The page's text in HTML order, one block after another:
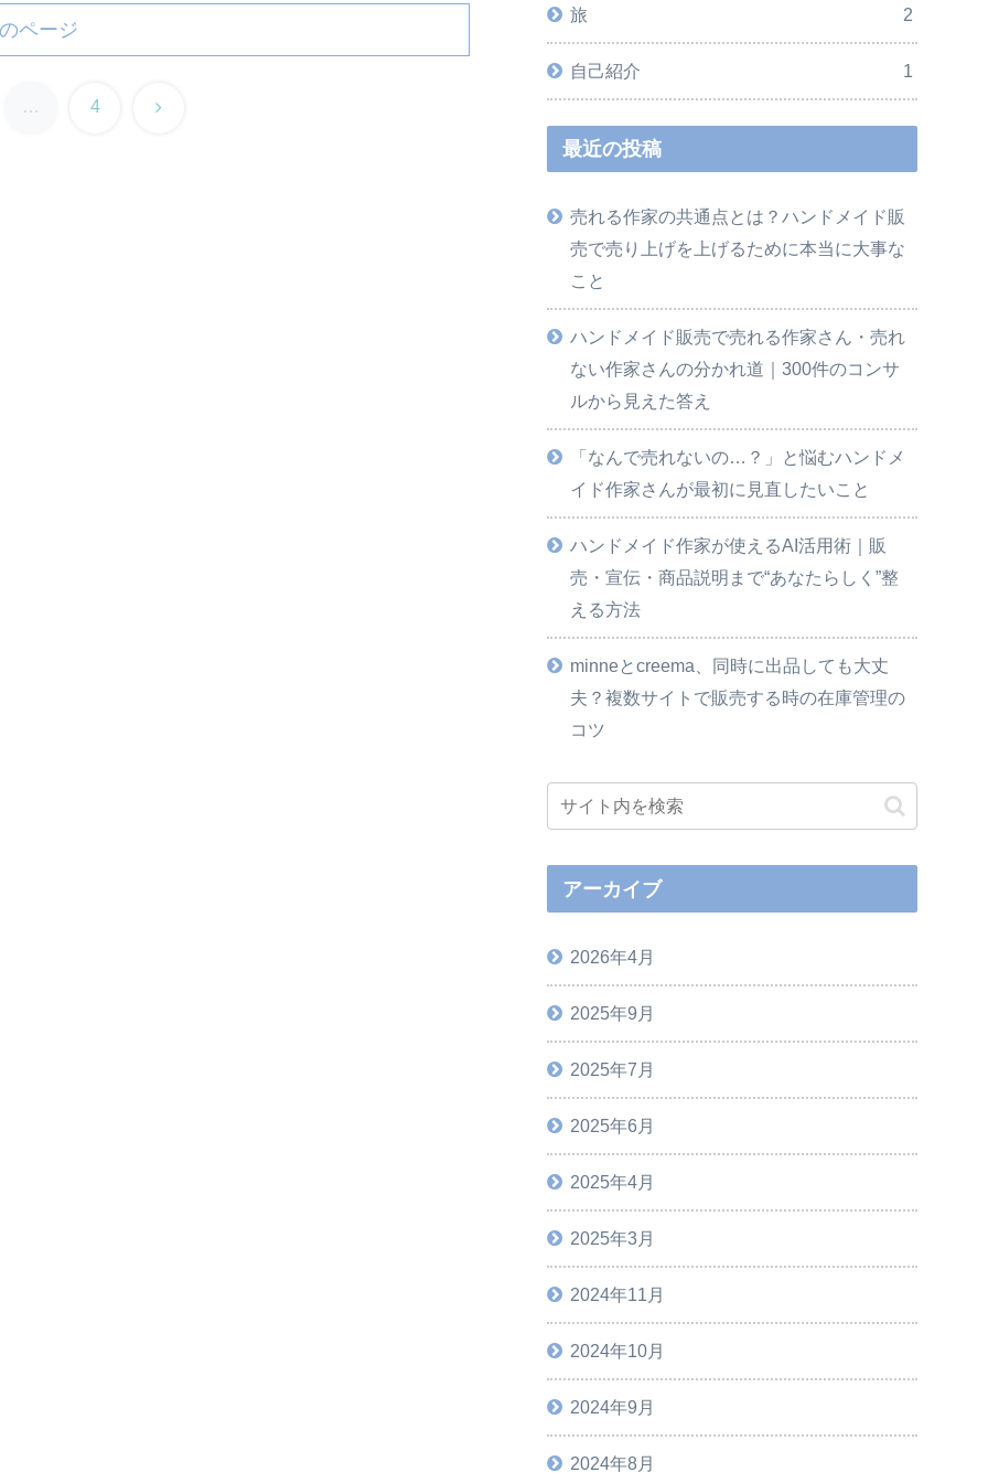
ページ
… 4 次
旅 2
自己紹介 1
最近の投稿
売れる作家の共通点とは？ハンドメイド販
売で売り上げを上げるために本当に大事な
こと
ハンドメイド販売で売れる作家さん・売れ
ない作家さんの分かれ道｜300件のコンサ
ルから見えた答え
「なんで売れないの…？」と悩むハンドメ
イド作家さんが最初に見直したいこと
ハンドメイド作家が使えるAI活用術｜販
売・宣伝・商品説明まで“あなたらしく”整
える方法
minneとcreema、同時に出品しても大丈
夫？複数サイトで販売する時の在庫管理の
コツ
アーカイブ
2026年4月
2025年9月
2025年7月
2025年6月
2025年4月
2025年3月
2024年11月
2024年10月
2024年9月
2024年8月